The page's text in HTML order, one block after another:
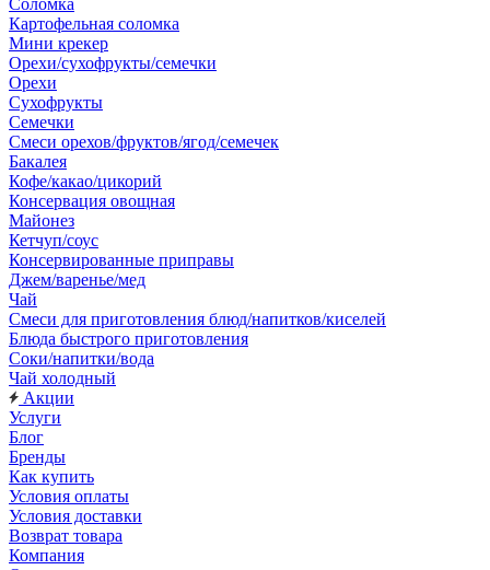
Соломка
Картофельная соломка
Мини крекер
Орехи/сухофрукты/семечки
Орехи
Сухофрукты
Семечки
Смеси орехов/фруктов/ягод/семечек
Бакалея
Кофе/какао/цикорий
Консервация овощная
Майонез
Кетчуп/соус
Консервированные приправы
Джем/варенье/мед
Чай
Смеси для приготовления блюд/напитков/киселей
Блюда быстрого приготовления
Соки/напитки/вода
Чай холодный
Акции
Услуги
Блог
Бренды
Как купить
Условия оплаты
Условия доставки
Возврат товара
Компания